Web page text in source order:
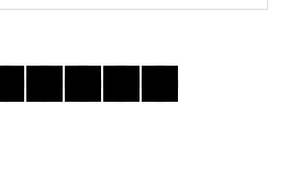
問い直し、分かり
合えない世界で人